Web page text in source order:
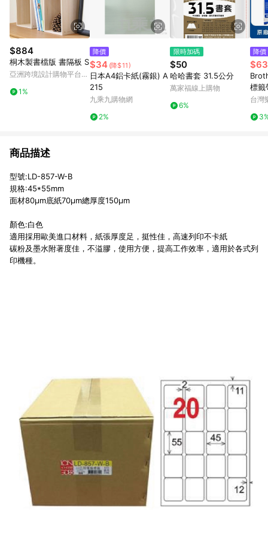
$884
桐木製書檔版 書隔板 S
亞洲跨境設計購物平台
1%
降價
$34 (降$11)
日本A4鋁卡紙(霧銀) A
215
九乘九購物網
2%
限時加碼
$50
哈哈書套 31.5公分
萬家福線上購物
6%
降價
標籤
字 )
台灣
商品描述
型號:LD-857-W-B
規格:45*55mm
面材80µm底紙70µm總厚度150µm
顏色:白色
適用採用歐美進口材料，紙張厚度足，挺性佳，高速列印不卡紙
碳粉及墨水附著度佳，不溢膠，使用方便，提高工作效率，適用於各式列
印機種。